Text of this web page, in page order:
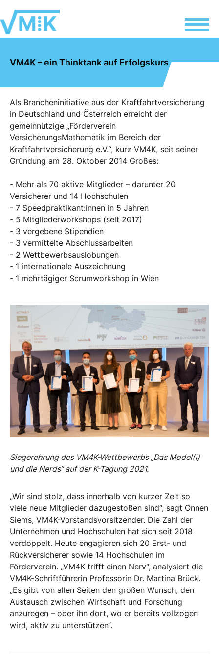
VM4K – ein Thinktank auf Erfolgskurs
Als Brancheninitiative aus der Kraftfahrtversicherung
in Deutschland und Österreich erreicht der
gemeinnützige „Förderverein
VersicherungsMathematik im Bereich der
Kraftfahrtversicherung e.V.“, kurz VM4K, seit seiner
Gründung am 28. Oktober 2014 Großes:
- Mehr als 70 aktive Mitglieder – darunter 20
Versicherer und 14 Hochschulen
- 7 Speedpraktikant:innen in 5 Jahren
- 5 Mitgliederworkshops (seit 2017)
- 3 vergebene Stipendien
- 3 vermittelte Abschlussarbeiten
- 2 Wettbewerbsauslobungen
- 1 internationale Auszeichnung
- 1 mehrtägiger Scrumworkshop in Wien
Siegerehrung des VM4K-Wettbewerbs „Das Model(l)
und die Nerds“ auf der K-Tagung 2021.
„Wir sind stolz, dass innerhalb von kurzer Zeit so
viele neue Mitglieder dazugestoßen sind“, sagt Onnen
Siems, VM4K-Vorstandsvorsitzender. Die Zahl der
Unternehmen und Hochschulen hat sich seit 2018
verdoppelt. Heute engagieren sich 20 Erst- und
Rückversicherer sowie 14 Hochschulen im
Förderverein. „VM4K trifft einen Nerv“, analysiert die
VM4K-Schriftführerin Professorin Dr. Martina Brück.
„Es gibt von allen Seiten den großen Wunsch, den
Austausch zwischen Wirtschaft und Forschung
anzuregen – oder ihn dort, wo er bereits vollzogen
wird, aktiv zu unterstützen“.